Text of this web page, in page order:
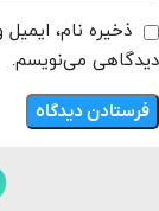
ذخیره نام،
دیدگاهی می‌نویسم.